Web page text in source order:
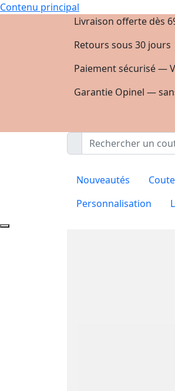
Contenu principal
Livraison offerte dès
Retours sous 30 jours
Paiement sécurisé —
Garantie Opinel —
Nouveautés
Personnalisation